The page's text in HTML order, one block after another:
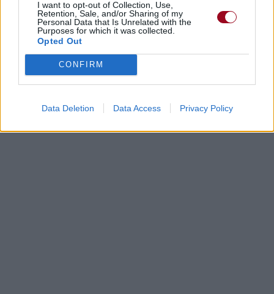
I want to opt-out of Collection, Use,
Retention, Sale, and/or Sharing of my
Personal Data that Is Unrelated with the
Purposes for which it was collected.
Opted Out
CONFIRM
Data Deletion Data Access Privacy Policy